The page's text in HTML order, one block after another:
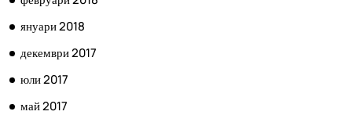
януари 2018
декември 2017
юли 2017
май 2017